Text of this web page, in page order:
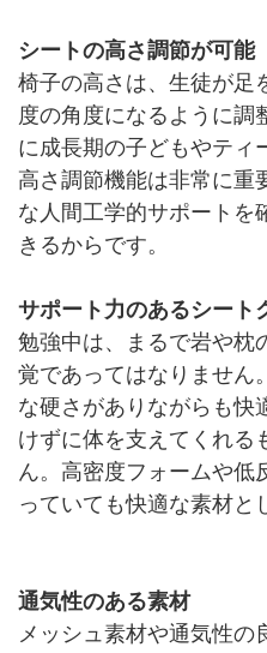
シートの高さ調節が可能
椅子の高さは、生徒が足
度の角度になるように調
に成長期の子どもやティ
高さ調節機能は非常に重
な人間工学的サポートを
きるからです。
サポート力のあるシート
勉強中は、まるで岩や枕
覚であってはなりません
な硬さがありながらも快
けずに体を支えてくれる
ん。高密度フォームや低
っていても快適な素材と
通気性のある素材
メッシュ素材や通気性の